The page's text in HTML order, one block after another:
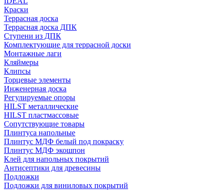
Краски
Террасная доска
Террасная доска ДПК
Ступени из ДПК
Комплектующие для террасной доски
Монтажные лаги
Кляймеры
Клипсы
Торцевые элементы
Инженерная доска
Регулируемые опоры
HILST металлические
HILST пластмассовые
Сопутствующие товары
Плинтуса напольные
Плинтус МДФ белый под покраску
Плинтус МДФ экошпон
Клей для напольных покрытий
Антисептики для древесины
Подложки
Подложки для виниловых покрытий